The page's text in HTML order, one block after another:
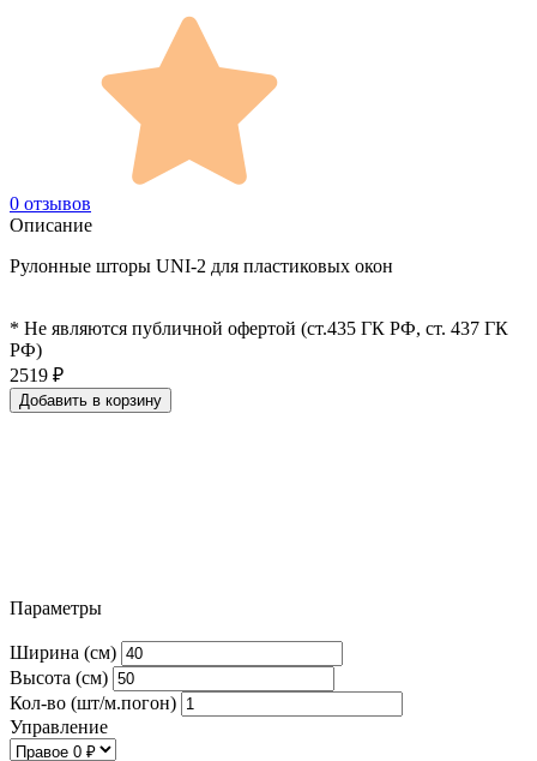
0 отзывов
Описание
Рулонные шторы UNI-2 для пластиковых окон
* Не являются публичной офертой (ст.435 ГК РФ, cт. 437 ГК
РФ)
2519 ₽
Добавить в корзину
Параметры
Ширина (см)
Высота (см)
Кол-во (шт/м.погон)
Управление